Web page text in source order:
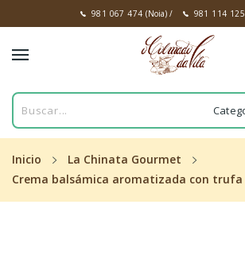
981 067 474 (Noia)/ 981 114 125
Inicio
La Chinata Gourmet
Crema balsámica aromatizada con trufa